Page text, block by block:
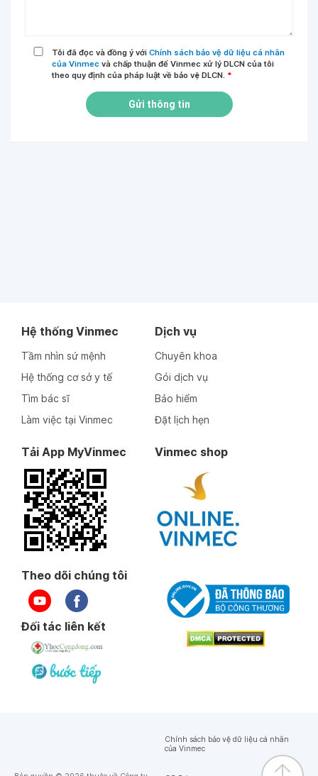
Tôi đã đọc và đồng ý với Chính sách bảo vệ dữ liệu cá nhân
của Vinmec và chấp thuận để Vinmec xử lý DLCN của tôi
theo quy định của pháp luật về bảo vệ DLCN. *
Gửi thông tin
Hệ thống Vinmec
Tầm nhìn sứ mệnh
Hệ thống cơ sở y tế
Tìm bác sĩ
Làm việc tại Vinmec
Dịch vụ
Chuyên khoa
Gói dịch vụ
Bảo hiểm
Đặt lịch hẹn
Tải App MyVinmec Vinmec shop
Theo dõi chúng tôi
Đối tác liên kết
Chính sách bảo vệ dữ liệu cá nhân
của Vinmec